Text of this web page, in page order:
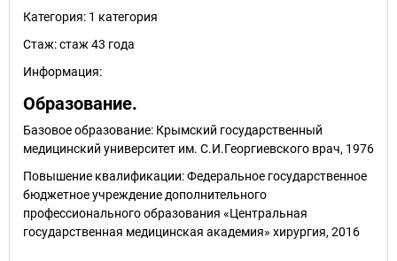
Категория: 1 категория
Стаж:стаж 43 года
Информация:
Образование.
Базовое образование: Крымский государственный
медицинский университет им. С.И.Георгиевского врач, 1976
Повышение квалификации: Федеральное государственное
бюджетное учреждение дополнительного
профессионального образования «Центральная
государственная медицинская академия» хирургия, 2016